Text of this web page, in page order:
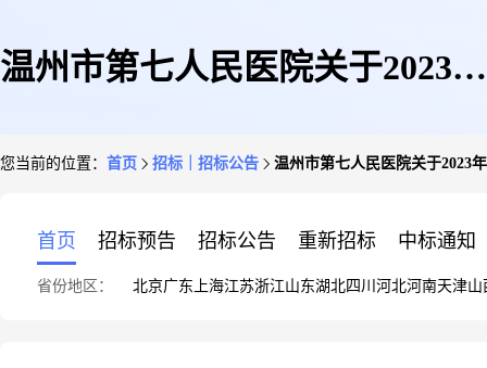
温州市第七人民医院关于2023年
您当前的位置： 首页 招标｜招标公告 温州市第七人民医院关于2023
首页 招标预告 招标公告 重新招标 中标通知
省份地区： 北京广东 上海江苏浙江山东湖北四川 河北河南天津山